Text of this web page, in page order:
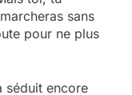
sans
pour ne plus
séduit encore